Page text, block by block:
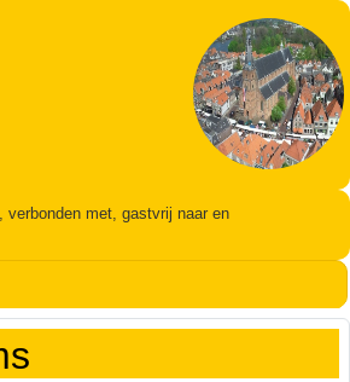
verbonden met, gastvrij naar en